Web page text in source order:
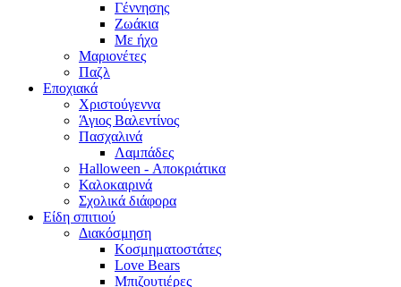
Γέννησης
Ζωάκια
Με ήχο
Μαριονέτες
Παζλ
Εποχιακά
Χριστούγεννα
Άγιος Βαλεντίνος
Πασχαλινά
Λαμπάδες
Halloween - Αποκριάτικα
Καλοκαιρινά
Σχολικά διάφορα
Είδη σπιτιού
Διακόσμηση
Κοσμηματοστάτες
Love Bears
Μπιζουτιέρες